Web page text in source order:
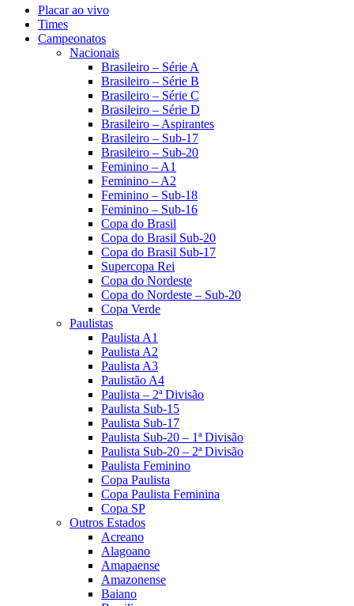
Placar ao vivo
Times
Campeonatos
Nacionais
Brasileiro – Série A
Brasileiro – Série B
Brasileiro – Série C
Brasileiro – Série D
Brasileiro – Aspirantes
Brasileiro – Sub-17
Brasileiro – Sub-20
Feminino – A1
Feminino – A2
Feminino – Sub-18
Feminino – Sub-16
Copa do Brasil
Copa do Brasil Sub-20
Copa do Brasil Sub-17
Supercopa Rei
Copa do Nordeste
Copa do Nordeste – Sub-20
Copa Verde
Paulistas
Paulista A1
Paulista A2
Paulista A3
Paulistão A4
Paulista – 2ª Divisão
Paulista Sub-15
Paulista Sub-17
Paulista Sub-20 – 1ª Divisão
Paulista Sub-20 – 2ª Divisão
Paulista Feminino
Copa Paulista
Copa Paulista Feminina
Copa SP
Outros Estados
Acreano
Alagoano
Amapaense
Amazonense
Baiano